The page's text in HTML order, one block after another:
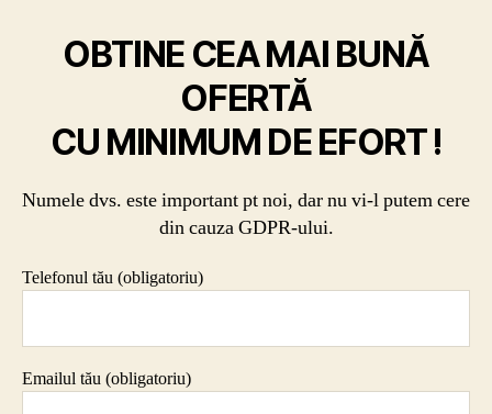
OBTINE CEA MAI BUNĂ
OFERTĂ
CU MINIMUM DE EFORT !
Numele dvs. este important pt noi, dar nu vi-l putem cere
din cauza GDPR-ului.
Telefonul tău (obligatoriu)
Emailul tău (obligatoriu)